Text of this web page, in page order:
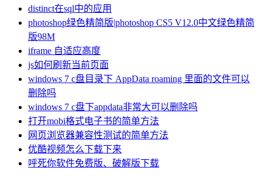
distinct在sql中的应用
photoshop绿色精简版|photoshop CS5 V12.0中文绿色精简
版98M
iframe 自适应高度
js如何刷新当前页面
windows 7 c盘目录下 AppData roaming 里面的文件可以
删除吗
windows 7 c盘下appdata非常大可以删除吗
打开mobi格式电子书的简单方法
网页浏览器兼容性测试的简单方法
优酷视频怎么下载下来
呼死你软件免费版、破解版下载